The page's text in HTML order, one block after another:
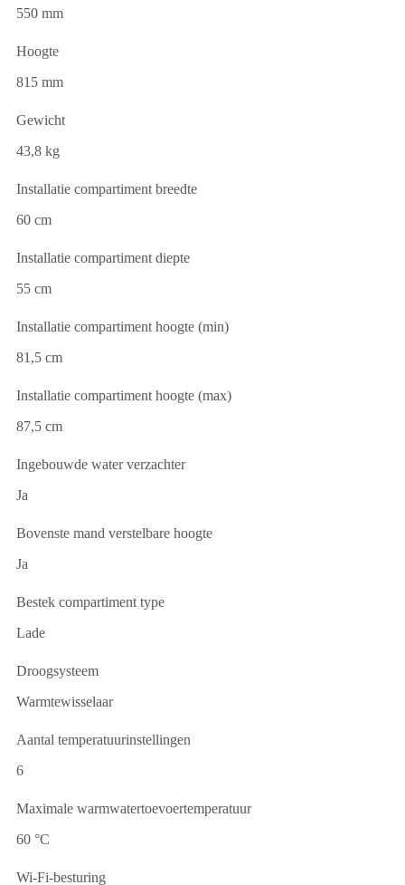
550 mm
Hoogte
815 mm
Gewicht
43,8 kg
Installatie compartiment breedte
60 cm
Installatie compartiment diepte
55 cm
Installatie compartiment hoogte (min)
81,5 cm
Installatie compartiment hoogte (max)
87,5 cm
Ingebouwde water verzachter
Ja
Bovenste mand verstelbare hoogte
Ja
Bestek compartiment type
Lade
Droogsysteem
Warmtewisselaar
Aantal temperatuurinstellingen
6
Maximale warmwatertoevoertemperatuur
60 °C
Wi-Fi-besturing